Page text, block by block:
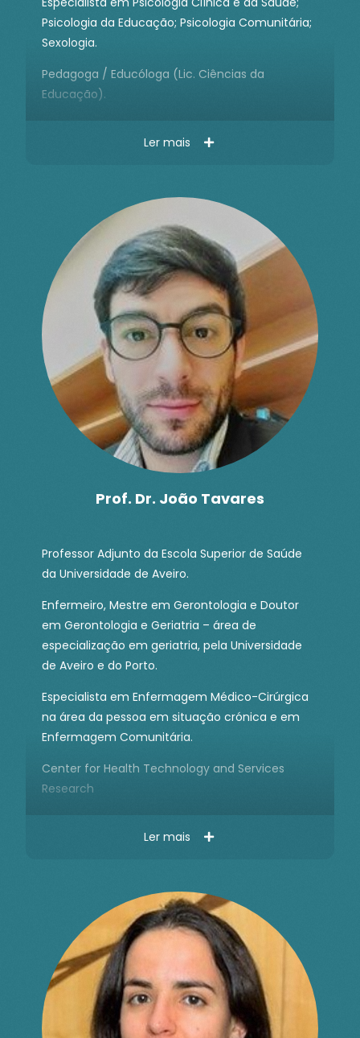
Psicologia da Educação; Psicologia Comunitária;
Sexologia.
Pedagoga / Educóloga (Lic. Ciências da
Educação).
Ler mais
Prof. Dr. João Tavares
Professor Adjunto da Escola Superior de Saúde
da Universidade de Aveiro.
Enfermeiro, Mestre em Gerontologia e Doutor
em Gerontologia e Geriatria – área de
especialização em geriatria, pela Universidade
de Aveiro e do Porto.
Especialista em Enfermagem Médico-Cirúrgica
na área da pessoa em situação crónica e em
Enfermagem Comunitária.
Center for Health Technology and Services
Research
Ler mais